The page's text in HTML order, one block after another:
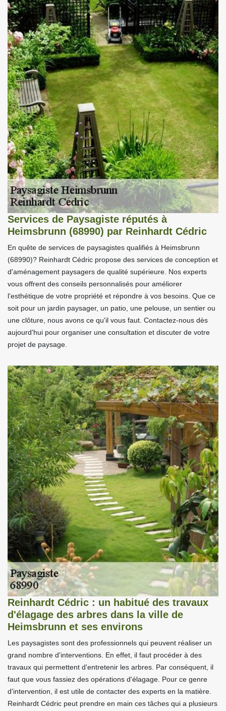
Services de Paysagiste réputés à
Heimsbrunn (68990) par Reinhardt Cédric
En quête de services de paysagistes qualifiés à Heimsbrunn
(68990)? Reinhardt Cédric propose des services de conception et
d'aménagement paysagers de qualité supérieure. Nos experts
vous offrent des conseils personnalisés pour améliorer
l'esthétique de votre propriété et répondre à vos besoins. Que ce
soit pour un jardin paysager, un patio, une pelouse, un sentier ou
une clôture, nous avons ce qu'il vous faut. Contactez-nous dès
aujourd'hui pour organiser une consultation et discuter de votre
projet de paysage.
Reinhardt Cédric : un habitué des travaux
d'élagage des arbres dans la ville de
Heimsbrunn et ses environs
Les paysagistes sont des professionnels qui peuvent réaliser un
grand nombre d'interventions. En effet, il faut procéder à des
travaux qui permettent d'entretenir les arbres. Par conséquent, il
faut que vous fassiez des opérations d'élagage. Pour ce genre
d'intervention, il est utile de contacter des experts en la matière.
Reinhardt Cédric peut prendre en main ces tâches qui a plusieurs